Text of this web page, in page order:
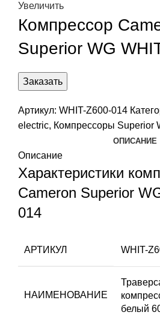
Увеличить
Компрессор
Superior WG
Заказать
Артикул: WHIT-Z600-014
electric, Компрессоры Superior
ОПИСАНИЕ
Описание
Характеристики
Cameron Superior
014
АРТИКУЛ WHIT-
НАИМЕНОВАНИЕ
белый